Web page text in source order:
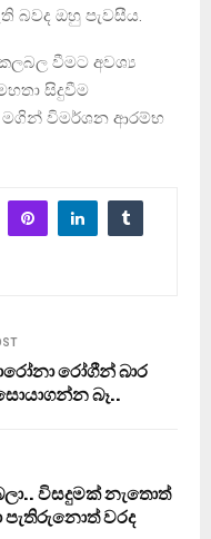
බවද ඔහු පැවසීය.
වීමට අවශ්‍ය
සිදුවීම
විමර්ශන ආරම්භ
රෝගීන් බාර
බෑ..
විසදුමක් නැතොත්
පැතිරුනොත් වරද